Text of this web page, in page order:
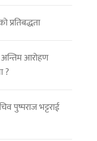
प्रतिबद्धता
अन्तिम आरोहण
?
पुष्पराज भट्टराई